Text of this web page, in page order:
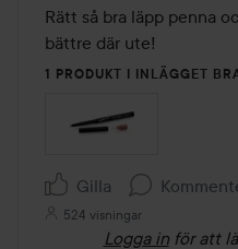
av
5
Rätt så bra läpp penna
bättre där ute!
1 PRODUKT I INLÄGGET
Gilla
524 visningar
Logga in för att